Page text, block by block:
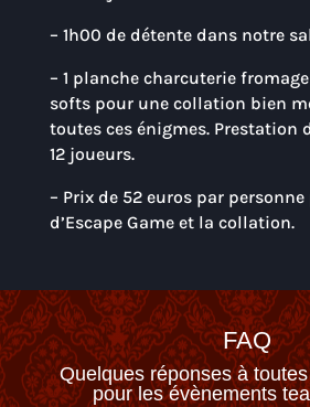
– 1h00 de détente dans notre
– 1 planche charcuterie
softs pour une collation bien
toutes ces énigmes. Prestation
12 joueurs.
– Prix de 52 euros par
d’Escape Game et la collation.
FAQ
Quelques réponses à
pour les évènements